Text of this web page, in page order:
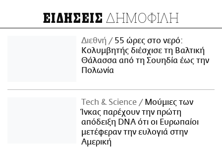
ΕΙΔΗΣΕΙΣ ΔΗΜΟΦΙΛΗ
Διεθνή
55 ώρες στο νερό:
Κολυμβητής διέσχισε τη Βαλτική
Θάλασσα από τη Σουηδία έως την
Πολωνία
Τech & Science
Μούμιες των
Ίνκας παρέχουν την πρώτη
απόδειξη DNA ότι οι Ευρωπαίοι
μετέφεραν την ευλογιά στην
Αμερική